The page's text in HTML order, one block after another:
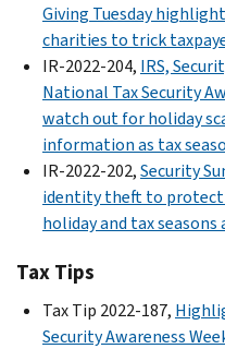
Giving Tuesday
charities to trick
IR-2022-204, IRS,
National Tax Security
watch out for holiday
information as tax
IR-2022-202,Security
identity theft to protect
holiday and tax seasons
Tax Tips
Tax Tip 2022-187,
Security Awareness